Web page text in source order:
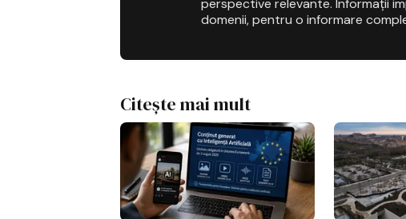
perspective relevante. Informații
domenii, pentru o informare
Citește mai mult